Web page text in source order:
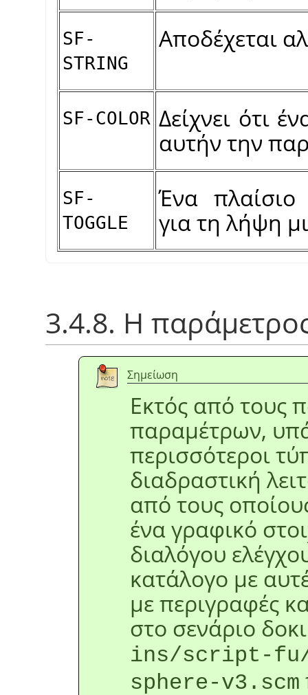
SF-
STRING
Αποδέχεται
SF-COLOR Δείχνει ότι
αυτήν την
SF-
TOGGLE
Ένα πλαίσιο
για τη λήψη
3.4.8. Η
Σημείωση
Εκτός από τους
παραμέτρων,
περισσότεροι
διαδραστική
από τους
ένα γραφικό
διαλόγου
κατάλογο με
με περιγραφές
στο σενάριο
ins/script-
sphere-v3.scm